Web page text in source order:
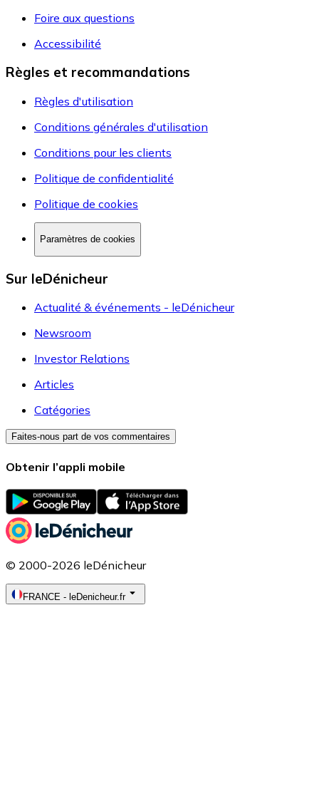
Foire aux questions
Accessibilité
Règles et recommandations
Règles d'utilisation
Conditions générales d'utilisation
Conditions pour les clients
Politique de confidentialité
Politique de cookies
Paramètres de cookies
Sur leDénicheur
Actualité & événements - leDénicheur
Newsroom
Investor Relations
Articles
Catégories
Faites-nous part de vos commentaires
Obtenir l’appli mobile
© 2000-2026 leDénicheur
FRANCE - leDenicheur.fr